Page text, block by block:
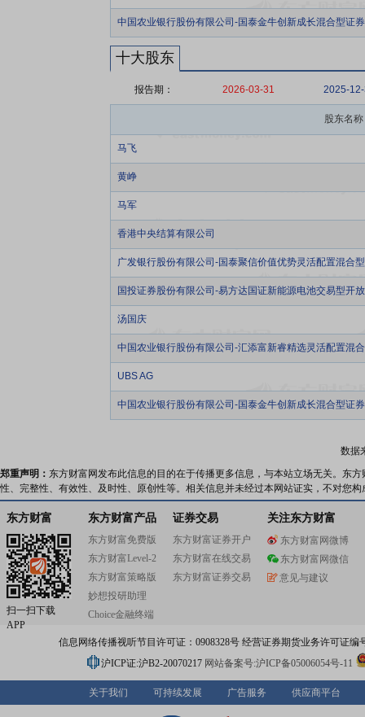
中国农业银行股份有限公司-国泰金牛创新成长混合型证
十大股东
报告期： 2026-03-31 2025-
股东名称
马飞
黄峥
马军
香港中央结算有限公司
广发银行股份有限公司-国泰聚信价值优势灵活配置混合
国投证券股份有限公司-易方达国证新能源电池交易型开
汤国庆
中国农业银行股份有限公司-汇添富新睿精选灵活配置混
UBS AG
中国农业银行股份有限公司-国泰金牛创新成长混合型证
数据
郑重声明： 东方财富网发布此信息的目的在于传播更多信息，与本站立场无关。东
性、完整性、有效性、及时性、原创性等。相关信息并未经过本网站证实，不对您
东方财富
扫一扫下载
APP
东方财富产品
东方财富免费版
东方财富Level-2
东方财富策略版
妙想投研助理
Choice金融终端
证券交易
东方财富证券开户
东方财富在线交易
东方财富证券交易
关注东方财富
东方财富网微博
东方财富网微信
意见与建议
信息网络传播视听节目许可证：0908328号 经营证券期货业务许可证编
沪ICP证:沪B2-20070217 网站备案号:沪ICP备05006054号-11
关于我们 可持续发展 广告服务 供应商平台